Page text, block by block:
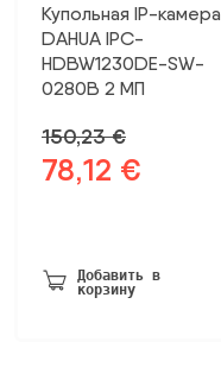
Купольная IP-камера
DAHUA IPC-
HDBW1230DE-SW-
0280B 2 МП
150,23€
Первоначальная
цена
78,12 €
Добавить в
корзину